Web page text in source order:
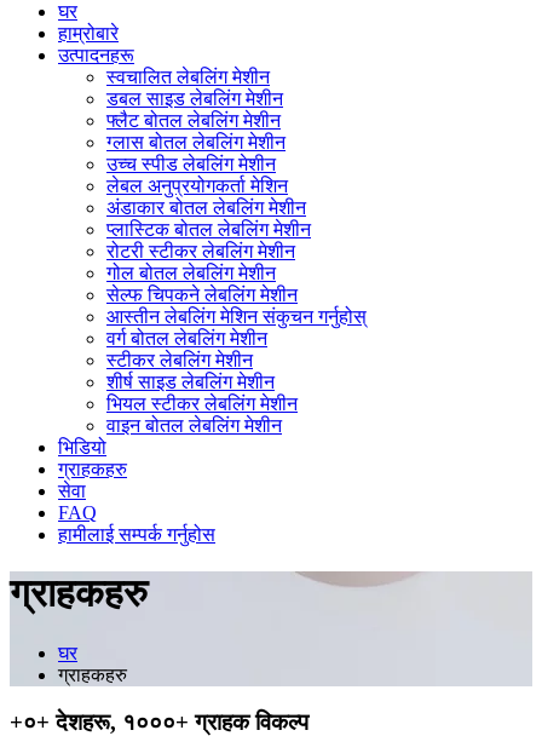
घर
हाम्रोबारे
उत्पादनहरू
स्वचालित लेबलिंग मेशीन
डबल साइड लेबलिंग मेशीन
फ्लैट बोतल लेबलिंग मेशीन
ग्लास बोतल लेबलिंग मेशीन
उच्च स्पीड लेबलिंग मेशीन
लेबल अनुप्रयोगकर्ता मेशिन
अंडाकार बोतल लेबलिंग मेशीन
प्लास्टिक बोतल लेबलिंग मेशीन
रोटरी स्टीकर लेबलिंग मेशीन
गोल बोतल लेबलिंग मेशीन
सेल्फ चिपकने लेबलिंग मेशीन
आस्तीन लेबलिंग मेशिन संकुचन गर्नुहोस्
वर्ग बोतल लेबलिंग मेशीन
स्टीकर लेबलिंग मेशीन
शीर्ष साइड लेबलिंग मेशीन
भियल स्टीकर लेबलिंग मेशीन
वाइन बोतल लेबलिंग मेशीन
भिडियो
ग्राहकहरु
सेवा
FAQ
हामीलाई सम्पर्क गर्नुहोस
ग्राहकहरु
घर
ग्राहकहरु
+०+ देशहरू, १०००+ ग्राहक विकल्प